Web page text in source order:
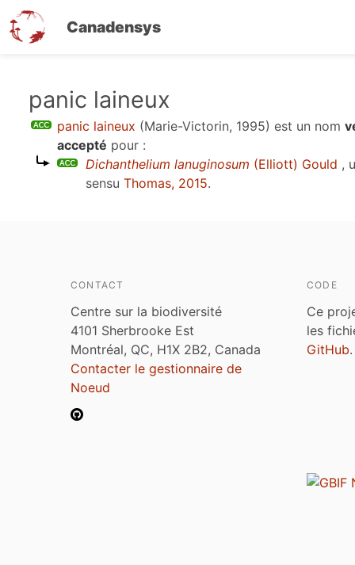
Canadensys
contenu
panic laineux
panic laineux (Marie-Victorin, 1995) est un nom
accepté pour :
Dichanthelium lanuginosum (Elliott) Gould ,
sensu Thomas, 2015.
CONTACT
Centre sur la biodiversité
4101 Sherbrooke Est
Montréal, QC, H1X 2B2, Canada
Contacter le gestionnaire de
Noeud
CODE
Ce
les
GitHub.